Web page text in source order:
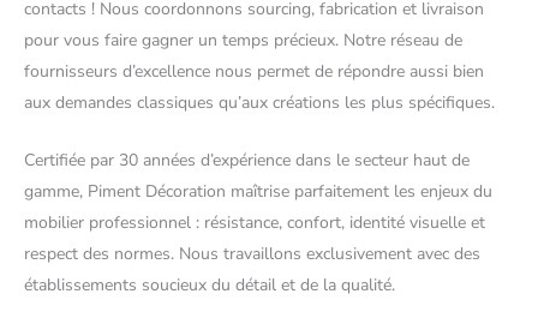
contacts ! Nous coordonnons sourcing, fabrication et livraison
pour vous faire gagner un temps précieux. Notre réseau de
fournisseurs d’excellence nous permet de répondre aussi bien
aux demandes classiques qu’aux créations les plus spécifiques.
Certifiée par 30 années d’expérience dans le secteur haut de
gamme, Piment Décoration maîtrise parfaitement les enjeux du
mobilier professionnel : résistance, confort, identité visuelle et
respect des normes. Nous travaillons exclusivement avec des
établissements soucieux du détail et de la qualité.